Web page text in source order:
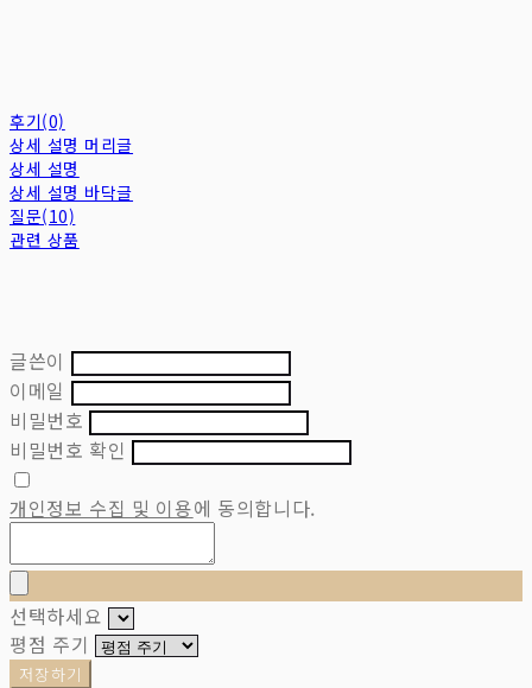
후기(0)
상세 설명 머리글
상세 설명
상세 설명 바닥글
질문(10)
관련 상품
글쓴이
이메일
비밀번호
비밀번호 확인
개인정보 수집 및 이용에 동의합니다.
선택하세요
평점 주기
저장하기